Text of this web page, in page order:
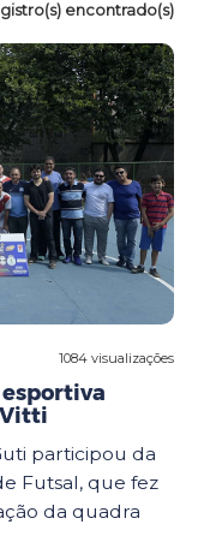
encontrado(s)
1084 visualizações
Vitti
participou da
Futsal, que fez
da quadra